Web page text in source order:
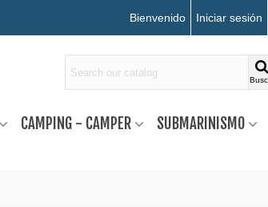
Bienvenido Iniciar sesión
CAMPING - CAMPER SUBMARINISMO